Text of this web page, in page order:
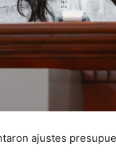
ajustes